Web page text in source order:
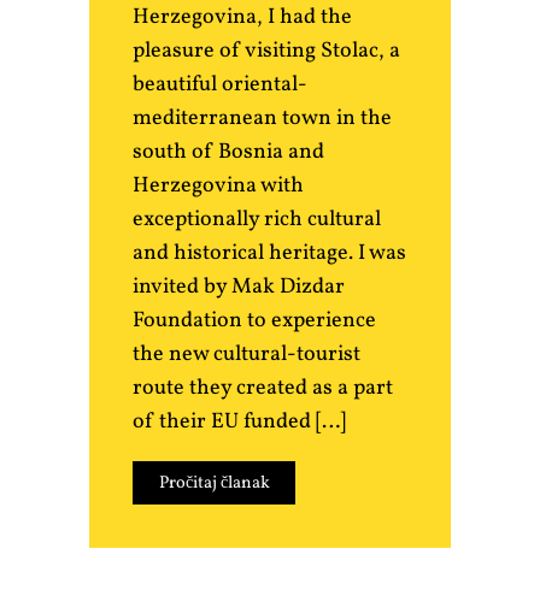
Herzegovina, I had the
pleasure of visiting Stolac, a
beautiful oriental-
mediterranean town in the
south of Bosnia and
Herzegovina with
exceptionally rich cultural
and historical heritage. I was
invited by Mak Dizdar
Foundation to experience
the new cultural-tourist
route they created as a part
of their EU funded […]
Pročitaj članak